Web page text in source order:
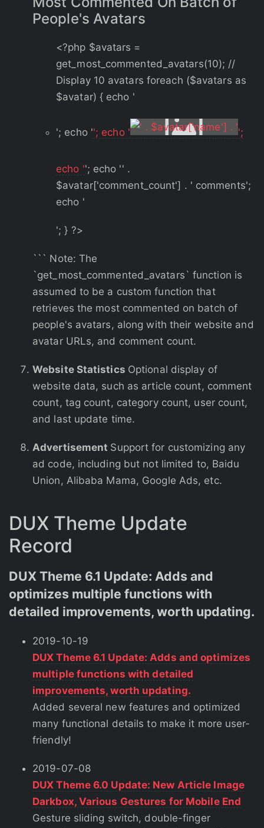
People's Avatars
<?php $avatars =
get_most_commented_avatars(10); //
Display 10 avatars foreach ($avatars as
$avatar) { echo '
'; echo ''; echo ' ';
echo ''; echo '' .
$avatar['comment_count'] . ' comments';
echo '
'; } ?>
``` Note: The
`get_most_commented_avatars` function is
assumed to be a custom function that
retrieves the most commented on batch of
people's avatars, along with their website and
avatar URLs, and comment count.
Website Statistics Optional display of
website data, such as article count, comment
count, tag count, category count, user count,
and last update time.
Advertisement Support for customizing any
ad code, including but not limited to, Baidu
Union, Alibaba Mama, Google Ads, etc.
DUX Theme Update
Record
DUX Theme 6.1 Update: Adds and
optimizes multiple functions with
detailed improvements, worth updating.
2019-10-19
DUX Theme 6.1 Update: Adds and optimizes
multiple functions with detailed
improvements, worth updating.
Added several new features and optimized
many functional details to make it more user-
friendly!
2019-07-08
DUX Theme 6.0 Update: New Article Image
Darkbox, Various Gestures for Mobile End
Gesture sliding switch, double-finger